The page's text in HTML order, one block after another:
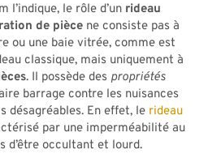
l’indique, le rôle d’un rideau
de pièce ne consiste pas à
ou une baie vitrée, comme est
classique, mais uniquement à
. Il possède des propriétés
barrage contre les nuisances
désagréables. En effet, le rideau
par une imperméabilité au
d’être occultant et lourd.